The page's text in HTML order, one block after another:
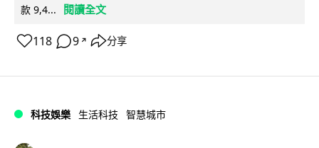
款 9,4...
閱讀全文
118 9 ↗ 分享
科技娛樂 生活科技 智慧城市